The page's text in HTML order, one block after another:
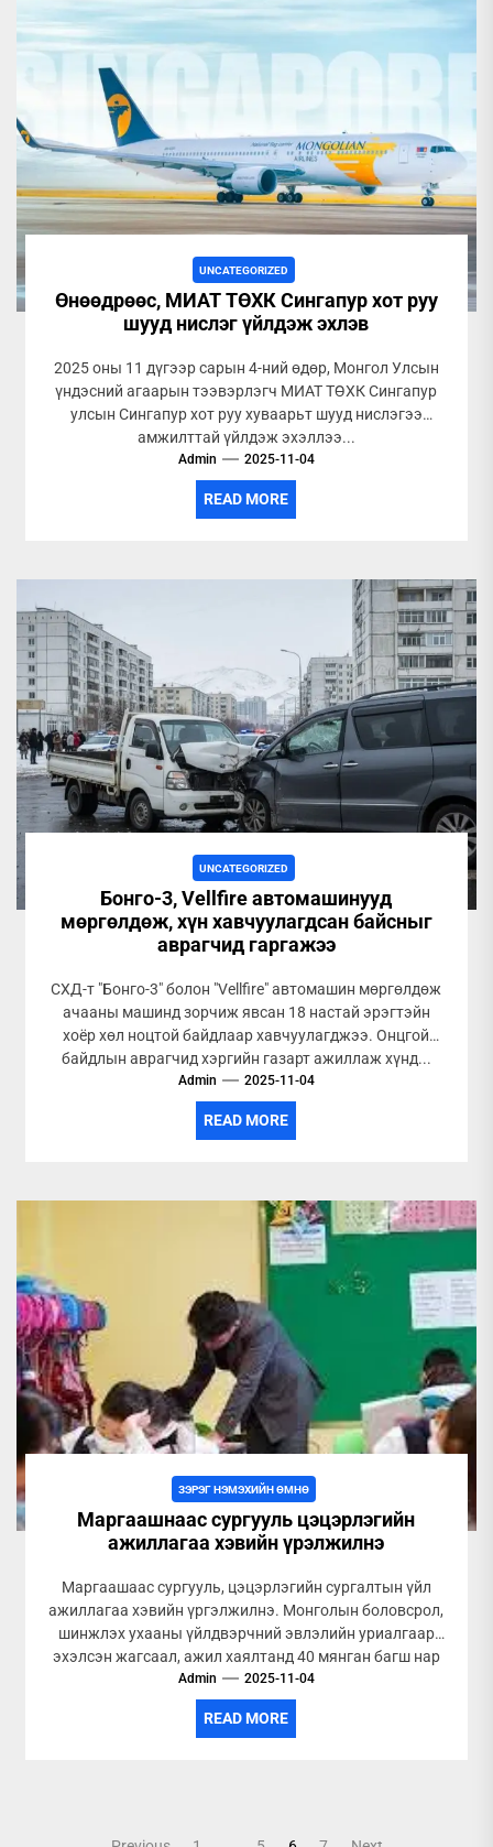
UNCATEGORIZED
Өнөөдрөөс, МИАТ ТӨХК Сингапур хот руу
шууд нислэг үйлдэж эхлэв
2025 оны 11 дүгээр сарын 4-ний өдөр, Монгол Улсын
үндэсний агаарын тээвэрлэгч МИАТ ТӨХК Сингапур
улсын Сингапур хот руу хуваарьт шууд нислэгээ
амжилттай үйлдэж эхэллээ...
Admin 2025-11-04
READ MORE
UNCATEGORIZED
Бонго-3, Vellfire автомашинууд
мөргөлдөж, хүн хавчуулагдсан байсныг
аврагчид гаргажээ
СХД-т "Бонго-3" болон "Vellfire" автомашин мөргөлдөж
ачааны машинд зорчиж явсан 18 настай эрэгтэйн
хоёр хөл ноцтой байдлаар хавчуулагджээ. Онцгой
байдлын аврагчид хэргийн газарт ажиллаж хүнд...
Admin 2025-11-04
READ MORE
ЗЭРЭГ НЭМЭХИЙН ӨМНӨ
Маргаашнаас сургууль цэцэрлэгийн
ажиллагаа хэвийн үрэлжилнэ
Маргаашаас сургууль, цэцэрлэгийн сургалтын үйл
ажиллагаа хэвийн үргэлжилнэ. Монголын боловсрол,
шинжлэх ухааны үйлдвэрчний эвлэлийн уриалгаар
эхэлсэн жагсаал, ажил хаялтанд 40 мянган багш нар
хоёр долоо...
Admin 2025-11-04
READ MORE